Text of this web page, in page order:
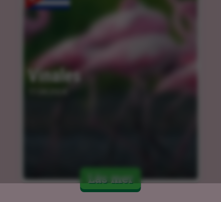
Vinales
Läs mer